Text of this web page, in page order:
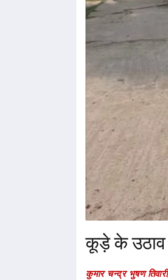
कूड़े के उठाव
कुमार चन्द्र भुषण